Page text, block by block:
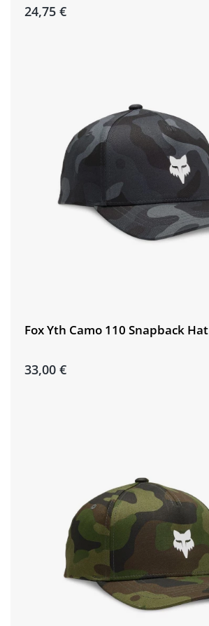
24,75 €
Fox Yth Camo 110 Snapback Hat
33,00 €